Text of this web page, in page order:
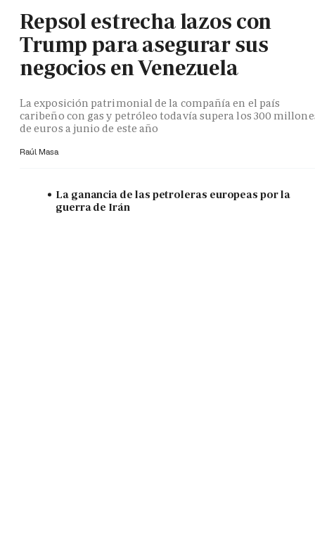
Repsol estrecha lazos con
Trump para asegurar sus
negocios en Venezuela
La exposición patrimonial de la compañía en el país
caribeño con gas y petróleo todavía supera los 300
de euros a junio de este año
Raúl Masa
La ganancia de las petroleras europeas por la
guerra de Irán